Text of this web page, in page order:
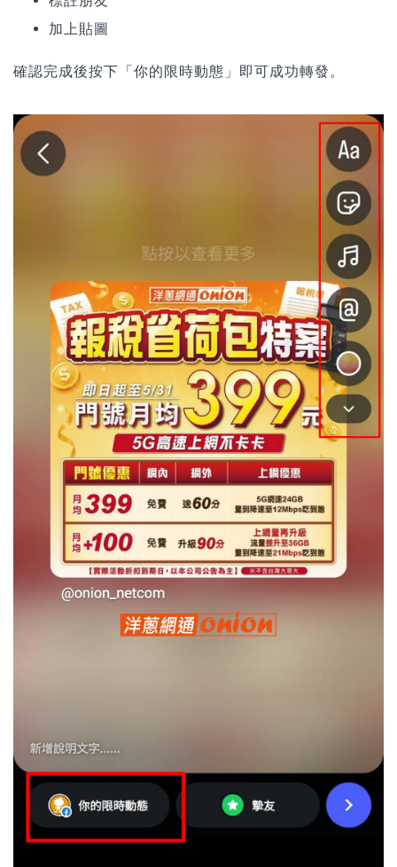
加上貼圖
確認完成後按下「你的限時動態」即可成功轉發。